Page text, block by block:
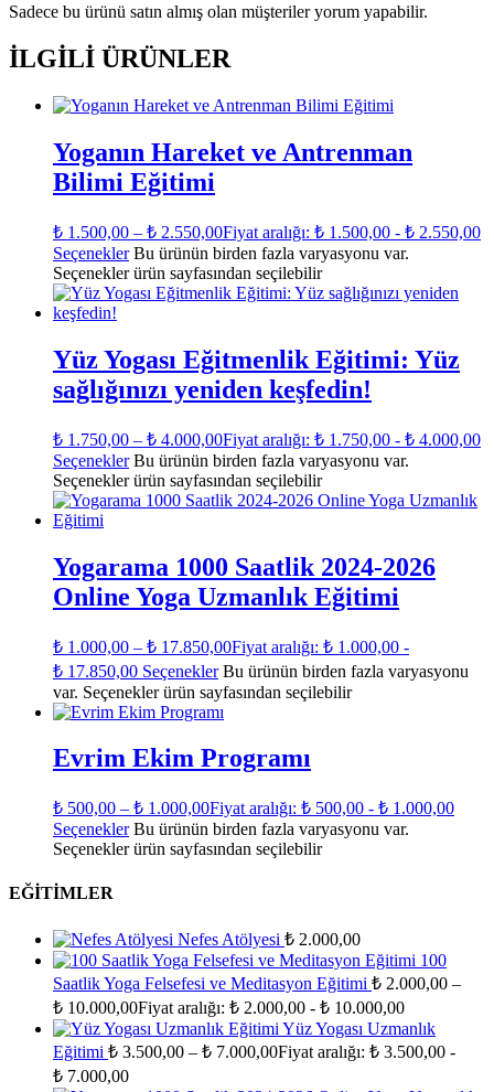
Sadece bu ürünü satın almış olan müşteriler yorum yapabilir.
İLGILI ÜRÜNLER
Yoganın Hareket ve Antrenman
Bilimi Eğitimi
₺ 1.500,00 – ₺ 2.550,00Fiyat aralığı: ₺ 1.500,00 - ₺ 2.550,00
Seçenekler Bu ürünün birden fazla varyasyonu var.
Seçenekler ürün sayfasından seçilebilir
Yüz Yogası Eğitmenlik Eğitimi: Yüz
sağlığınızı yeniden keşfedin!
₺ 1.750,00 – ₺ 4.000,00Fiyat aralığı: ₺ 1.750,00 - ₺ 4.000,00
Seçenekler Bu ürünün birden fazla varyasyonu var.
Seçenekler ürün sayfasından seçilebilir
Yogarama 1000 Saatlik 2024-2026
Online Yoga Uzmanlık Eğitimi
₺ 1.000,00 – ₺ 17.850,00Fiyat aralığı: ₺ 1.000,00 -
₺ 17.850,00 Seçenekler Bu ürünün birden fazla varyasyonu
var. Seçenekler ürün sayfasından seçilebilir
Evrim Ekim Programı
₺ 500,00 – ₺ 1.000,00Fiyat aralığı: ₺ 500,00 - ₺ 1.000,00
Seçenekler Bu ürünün birden fazla varyasyonu var.
Seçenekler ürün sayfasından seçilebilir
EĞITIMLER
Nefes Atölyesi ₺ 2.000,00
100
Saatlik Yoga Felsefesi ve Meditasyon Eğitimi ₺ 2.000,00 –
₺ 10.000,00Fiyat aralığı: ₺ 2.000,00 - ₺ 10.000,00
Yüz Yogası Uzmanlık
Eğitimi ₺ 3.500,00 – ₺ 7.000,00Fiyat aralığı: ₺ 3.500,00 -
₺ 7.000,00